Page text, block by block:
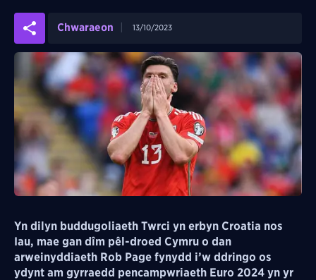
Chwaraeon 13/10/2023
Yn dilyn buddugoliaeth Twrci yn erbyn Croatia nos
Iau, mae gan dîm pêl-droed Cymru o dan
arweinyddiaeth Rob Page fynydd i’w ddringo os
ydynt am gyrraedd pencampwriaeth Euro 2024 yn yr